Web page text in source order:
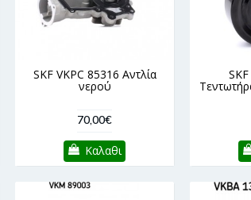
SKF VKPC 85316 Αντλία
νερού
70,00€
Καλαθι